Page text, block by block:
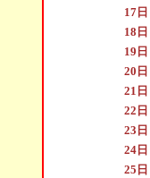
17日
18日
19日
20日
21日
22日
23日
24日
25日